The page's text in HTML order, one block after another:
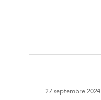
27 septembre 2024